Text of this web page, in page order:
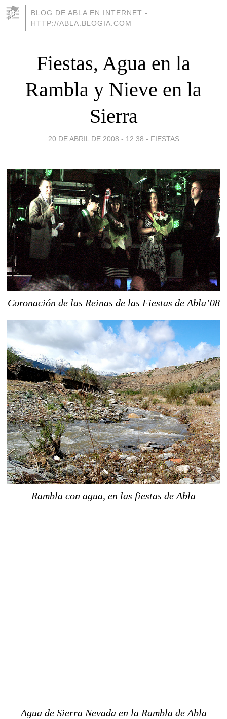
BLOG DE ABLA EN INTERNET -
HTTP://ABLA.BLOGIA.COM
Fiestas, Agua en la
Rambla y Nieve en la
Sierra
20 DE ABRIL DE 2008 - 12:38 - FIESTAS
Coronación de las Reinas de las Fiestas de Abla’08
Rambla con agua, en las fiestas de Abla
Agua de Sierra Nevada en la Rambla de Abla